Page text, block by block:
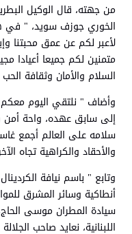
من جهته، قال الوكيل
الخوري جوزف سويد، " في
لأعبر لكم عن عمق محبتنا
متمنين لكم جميعا أعيادا
السلام والأمان وثقافة الحب
وأضاف " نلتقي اليوم
إلى سابق عهده، واحة أمن
سلامه على العالم أجمع
والأحقاد والكراهية تجاه
وتابع " باسم نيافة
أنطاكية وسائر المشرق
سيادة المطران موسى
اللبنانية، نعايد صاحب